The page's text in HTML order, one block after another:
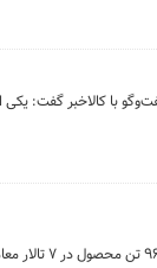
با کالاخبر گفت: